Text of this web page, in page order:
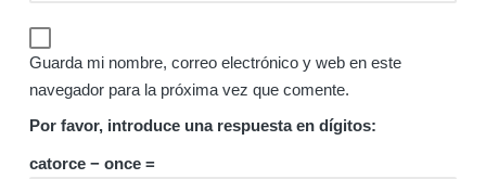
Guarda mi nombre, correo electrónico y web en este
navegador para la próxima vez que comente.
Por favor, introduce una respuesta en dígitos:
catorce − once =